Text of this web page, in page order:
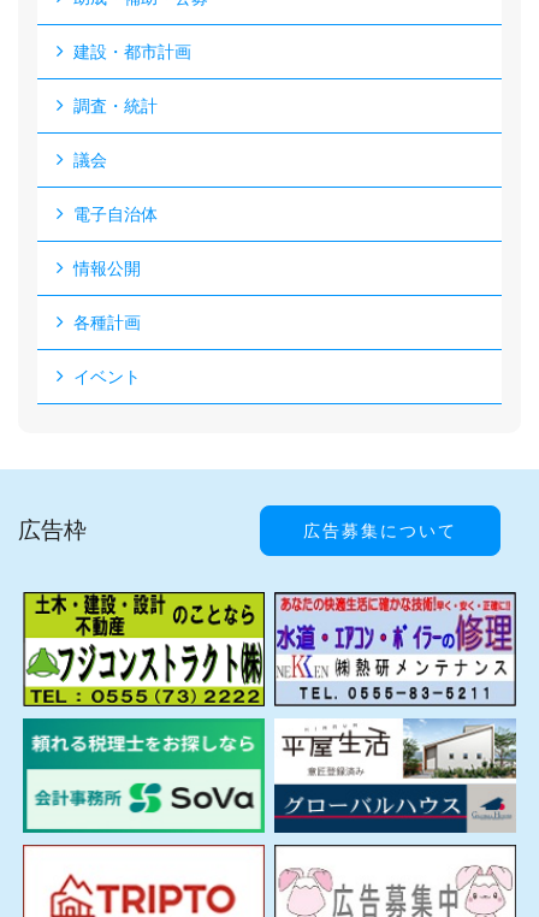
建設・都市計画
調査・統計
議会
電子自治体
情報公開
各種計画
イベント
広告枠 広告募集について